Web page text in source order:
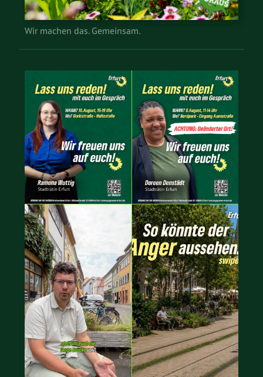
Wir machen das. Gemeinsam.